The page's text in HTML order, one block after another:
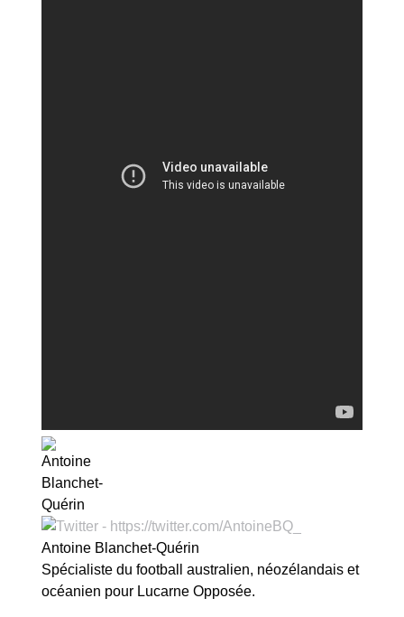
Antoine Blanchet-Quérin
Spécialiste du football australien, néozélandais et
océanien pour Lucarne Opposée.